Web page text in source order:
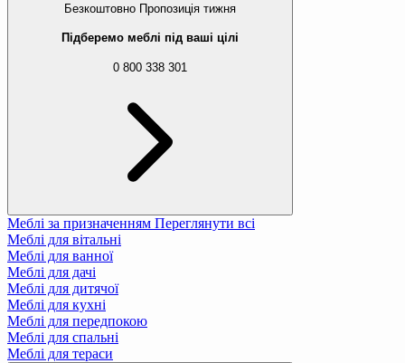
Безкоштовно Пропозиція тижня
Підберемо меблі під ваші цілі
0 800 338 301
Меблі за призначенням Переглянути всі
Меблі для вітальні
Меблі для ванної
Меблі для дачі
Меблі для дитячої
Меблі для кухні
Меблі для передпокою
Меблі для спальні
Меблі для тераси